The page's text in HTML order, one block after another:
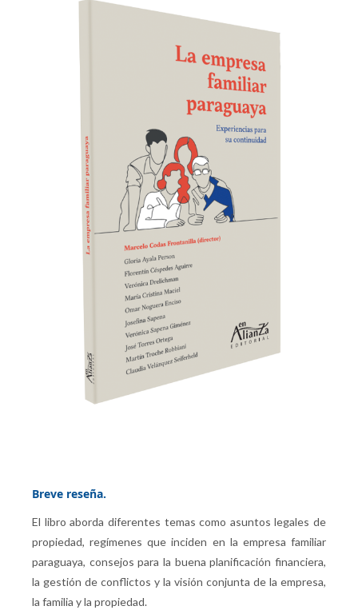
Breve reseña.
El libro aborda diferentes temas como asuntos legales de
propiedad, regímenes que inciden en la empresa familiar
paraguaya, consejos para la buena planificación financiera,
la gestión de conflictos y la visión conjunta de la empresa,
la familia y la propiedad.